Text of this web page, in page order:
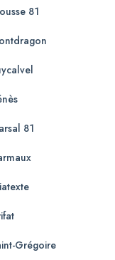
81
81
Grégoire